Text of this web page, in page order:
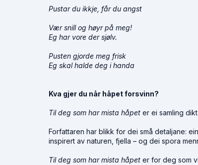
Pustar du ikkje, får du angst
Vær snill og høyr på meg!
Eg har vore der sjølv.
Pusten gjorde meg frisk
Eg skal halde deg i handa
Kva gjer du når håpet forsvinn?
Til deg som har mista håpet er ei samling
Forfattaren har blikk for dei små detaljane:
inspirert av naturen, fjella – og dei spora
Til deg som har mista håpet er for deg som